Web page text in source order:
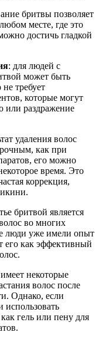
бритвы позволяет
месте, где это
достичь гладкой
: для людей с
может быть
требует
которые могут
или раздражение
удаления волос
как при
его можно
время. Это
коррекция,
бритвой является
во многих
люди уже имели опыт
его как эффективный
некоторые
волос после
Однако, если
использовать
гель или пену для